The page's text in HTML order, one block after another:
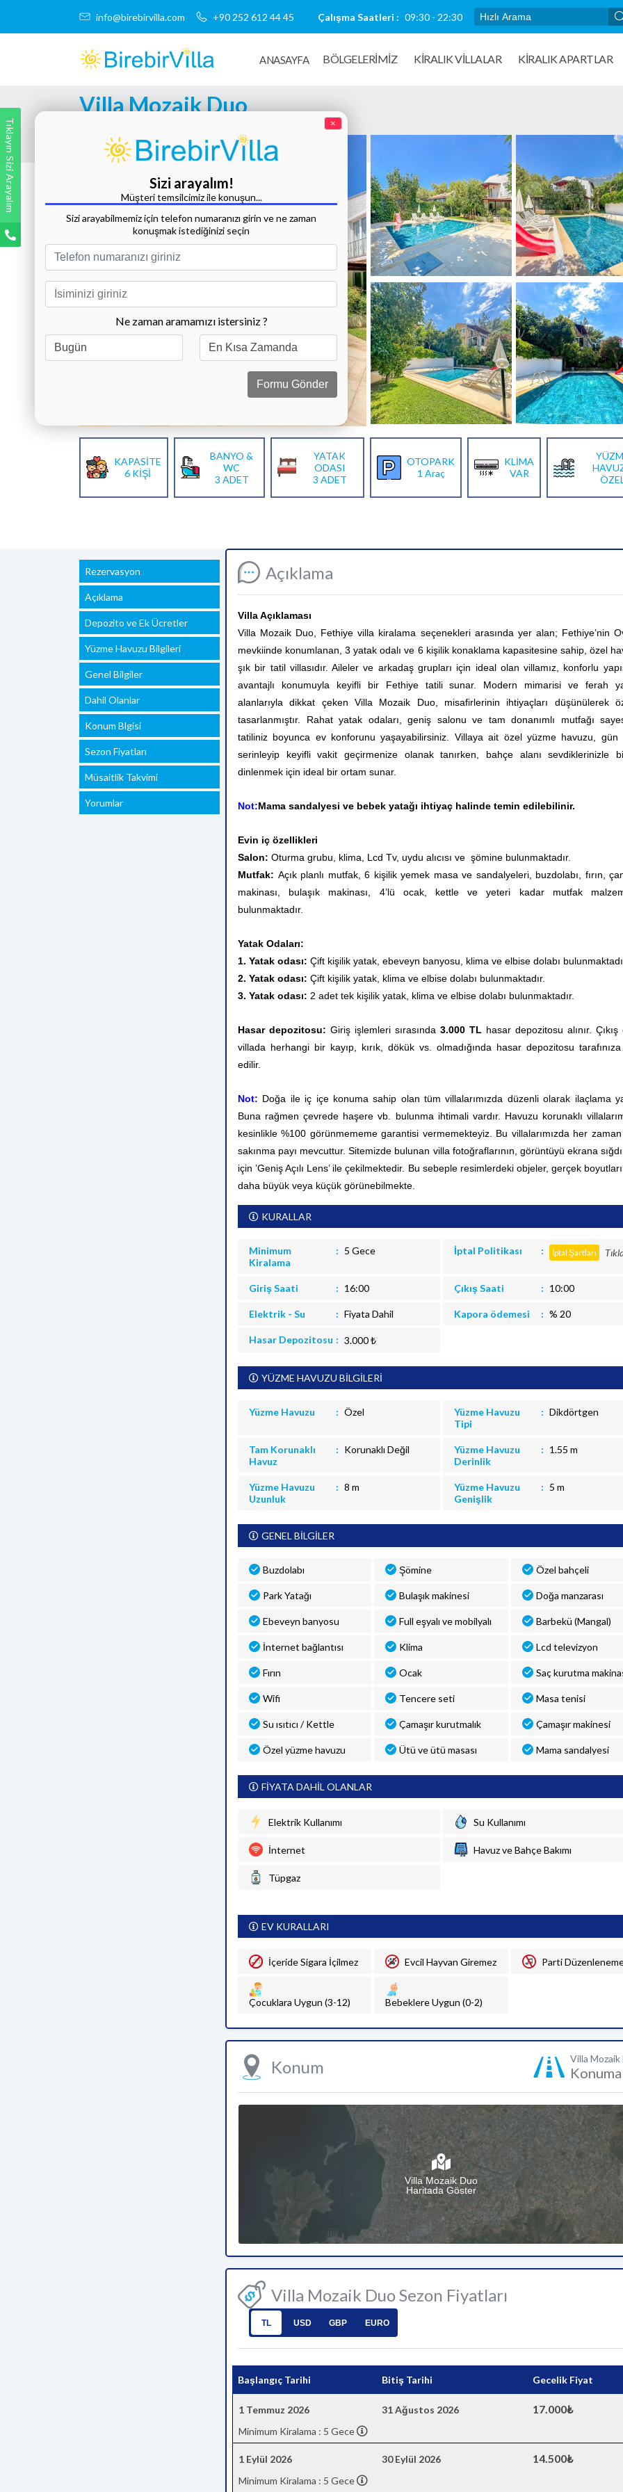
info@birebirvilla.com +90 252 612 44 45 Çalışma Saatleri : 09:30 - 22:30
ANASAYFA BÖLGELERİMİZ KIRALIK VILLALAR KİRALIK APARTLAR
Villa Mozaik Duo
Tüm Fotoğrafları Göster
KAPASİTE
6 KİŞİ
BANYO &
WC
3 ADET
YATAK
ODASI
3 ADET
OTOPARK
1 Araç
KLİMA
VAR
Rezervasyon
Açıklama
Depozito ve Ek Ücretler
Yüzme Havuzu Bilgileri
Genel Bilgiler
Dahil Olanlar
Konum Blgisi
Sezon Fiyatları
Müsaitlik Takvimi
Yorumlar
Açıklama
Villa Açıklaması
Villa Mozaik Duo, Fethiye villa kiralama seçenekleri arasında yer alan; Fethiye’nin
mevkiinde konumlanan, 3 yatak odalı ve 6 kişilik konaklama kapasitesine sahip, özel
şık bir tatil villasıdır. Aileler ve arkadaş grupları için ideal olan villamız, konforlu
avantajlı konumuyla keyifli bir Fethiye tatili sunar. Modern mimarisi ve ferah
alanlarıyla dikkat çeken Villa Mozaik Duo, misafirlerinin ihtiyaçları düşünülerek
tasarlanmıştır. Rahat yatak odaları, geniş salonu ve tam donanımlı mutfağı
tatiliniz boyunca ev konforunu yaşayabilirsiniz. Villaya ait özel yüzme havuzu, gün
serinleyip keyifli vakit geçirmenize olanak tanırken, bahçe alanı sevdiklerinizle
dinlenmek için ideal bir ortam sunar.
Not:Mama sandalyesi ve bebek yatağı ihtiyaç halinde temin edilebilinir.
Evin iç özellikleri
Salon: Oturma grubu, klima, Lcd Tv, uydu alıcısı ve şömine bulunmaktadır.
Mutfak: Açık planlı mutfak, 6 kişilik yemek masa ve sandalyeleri, buzdolabı, fırın,
makinası, bulaşık makinası, 4’lü ocak, kettle ve yeteri kadar mutfak
bulunmaktadır.
Yatak Odaları:
1. Yatak odası: Çift kişilik yatak, ebeveyn banyosu, klima ve elbise dolabı
2. Yatak odası: Çift kişilik yatak, klima ve elbise dolabı bulunmaktadır.
3. Yatak odası: 2 adet tek kişilik yatak, klima ve elbise dolabı bulunmaktadır.
Hasar depozitosu: Giriş işlemleri sırasında 3.000 TL hasar depozitosu alınır. Çıkış
villada herhangi bir kayıp, kırık, dökük vs. olmadığında hasar depozitosu
edilir.
Not: Doğa ile iç içe konuma sahip olan tüm villalarımızda düzenli olarak ilaçlama
Buna rağmen çevrede haşere vb. bulunma ihtimali vardır. Havuzu korunaklı
kesinlikle %100 görünmememe garantisi vermemekteyiz. Bu villalarımızda her
sakınma payı mevcuttur. Sitemizde bulunan villa fotoğraflarının, görüntüyü ekrana
için ’Geniş Açılı Lens’ ile çekilmektedir. Bu sebeple resimlerdeki objeler, gerçek
daha büyük veya küçük görünebilmekte.
KURALLAR
Minimum
Kiralama
5 Gece İptal Politikası İptal Şartları
Giriş Saati 16:00 Çıkış Saati 10:00
Elektrik - Su Fiyata Dahil Kapora ödemesi % 20
Hasar Depozitosu 3.000 ₺
YÜZME HAVUZU BİLGİLERİ
Yüzme Havuzu Özel
Yüzme Havuzu
Tipi
Dikdörtgen
Tam Korunaklı
Havuz
Korunaklı Değil
Yüzme Havuzu
Derinlik
1.55 m
Yüzme Havuzu
Uzunluk
8 m
Yüzme Havuzu
Genişlik
5 m
GENEL BİLGİLER
Buzdolabı Şömine Özel bahçeli
Park Yatağı Bulaşık makinesi Doğa manzarası
Ebeveyn banyosu Full eşyalı ve mobilyalı Barbekü (Mangal)
İnternet bağlantısı Klima Lcd televizyon
Fırın Ocak Saç kurutma
Wifi Tencere seti Masa tenisi
Su ısıtıcı / Kettle Çamaşır kurutmalık Çamaşır makinesi
Özel yüzme havuzu Ütü ve ütü masası Mama sandalyesi
FİYATA DAHİL OLANLAR
Elektrik Kullanımı Su Kullanımı
İnternet Havuz ve Bahçe Bakımı
Tüpgaz
EV KURALLARI
İçeride Sigara İçilmez Evcil Hayvan Giremez Parti
Çocuklara Uygun (3-12) Bebeklere Uygun (0-2)
Konum Villa Mozaik
Villa Mozaik Duo
Haritada Göster
Villa Mozaik Duo Sezon Fiyatları
TL USD GBP EURO
Başlangıç Tarihi Bitiş Tarihi Gecelik Fiyat
1 Temmuz 2026 31 Ağustos 2026 17.000₺
Minimum Kiralama : 5 Gece
1 Eylül 2026 30 Eylül 2026 14.500₺
Minimum Kiralama : 5 Gece
Tıklayın Sizi Arayalım ×
Sizi arayalım!
Müşteri temsilcimiz ile konuşun...
Sizi arayabilmemiz için telefon numaranızı girin ve ne zaman
konuşmak istediğinizi seçin
Ne zaman aramamızı istersiniz ?
Formu Gönder